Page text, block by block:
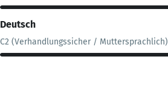
Deutsch
C2 (Verhandlungssicher / Muttersprachlich)